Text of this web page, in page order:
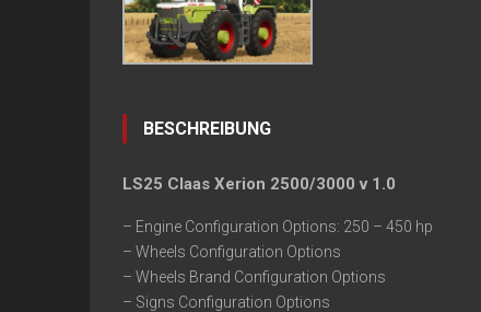
BESCHREIBUNG
LS25 Claas Xerion 2500/3000 v 1.0
– Engine Configuration Options: 250 – 450 hp
– Wheels Configuration Options
– Wheels Brand Configuration Options
– Signs Configuration Options